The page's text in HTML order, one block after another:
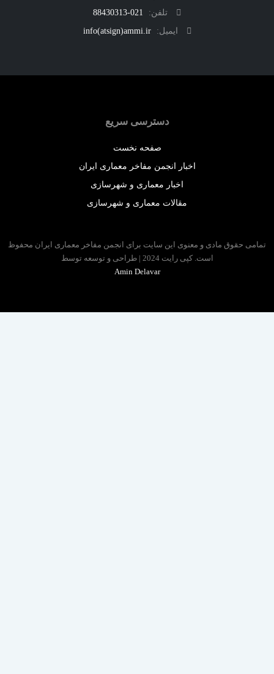
تلفن:
021-88430313
ایمیل:
info(atsign)ammi.ir
دسترسی سریع
صفحه نخست
اخبار انجمن مفاخر معماری ایران
اخبار معماری و شهرسازی
مقالات معماری و شهرسازی
حقوق مادی و معنوی این سایت برای انجمن مفاخر معماری ایران محفوظ
است. کپی رایت 2024 | طراحی و توسعه توسط
Amin Delavar